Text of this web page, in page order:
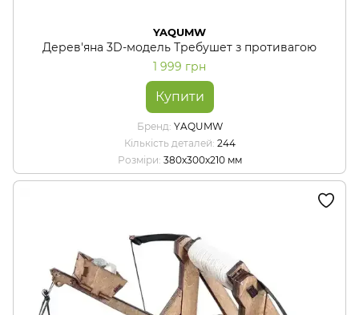
YAQUMW
Дерев'яна 3D-модель Требушет з противагою
1 999 грн
Купити
Бренд YAQUMW
Кількість деталей 244
Розміри 380х300х210 мм